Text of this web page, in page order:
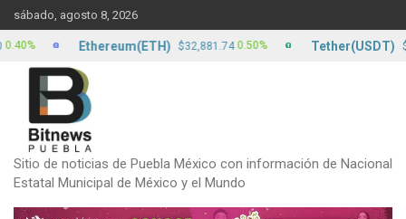
Skip
to
content
sábado, agosto 8, 2026
Sitio de noticias de Puebla México con información de Nacional
Estatal Municipal de México y el Mundo
Ethereum(ETH) $32,881.74 0.50% Tether(USDT) $17.13